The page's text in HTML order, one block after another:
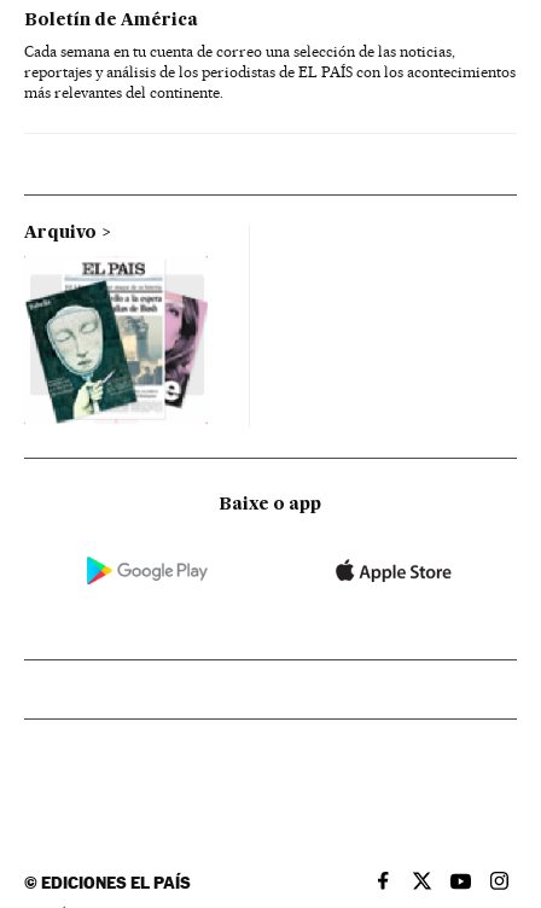
Boletín de América
Cada semana en tu cuenta de correo una selección de las noticias,
reportajes y análisis de los periodistas de EL PAÍS con los acontecimientos
más relevantes del continente.
Arquivo
Baixe o app
©EDICIONES EL PAÍS EL PAÍS BRASIL EN
EL PAÍSEL PAÍS
EL